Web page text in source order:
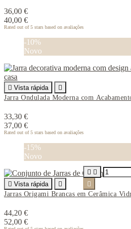
36,00 €
40,00 €
Rated out of 5 stars based on avaliações
-10%
Novo
 Vista rápida

Jarra Ondulada Moderna com
33,30 €
37,00 €
Rated out of 5 stars based on avaliações
-15%
Novo
 Vista rápida

Jarras Origami Brancas em Cerâmica
44,20 €
52,00 €
 
